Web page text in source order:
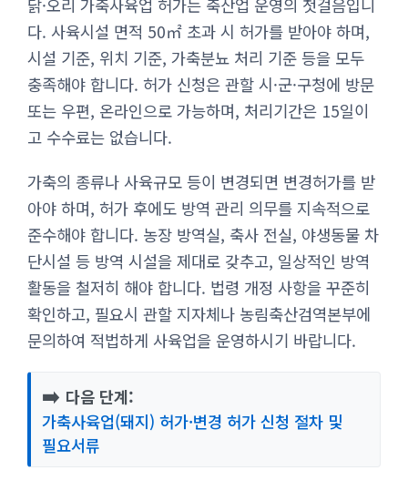
닭·오리 가축사육업 허가는 축산업 운영의 첫걸음입니
다. 사육시설 면적 50㎡ 초과 시 허가를 받아야 하며,
시설 기준, 위치 기준, 가축분뇨 처리 기준 등을 모두
충족해야 합니다. 허가 신청은 관할 시·군·구청에 방문
또는 우편, 온라인으로 가능하며, 처리기간은 15일이
고 수수료는 없습니다.
가축의 종류나 사육규모 등이 변경되면 변경허가를 받
아야 하며, 허가 후에도 방역 관리 의무를 지속적으로
준수해야 합니다. 농장 방역실, 축사 전실, 야생동물 차
단시설 등 방역 시설을 제대로 갖추고, 일상적인 방역
활동을 철저히 해야 합니다. 법령 개정 사항을 꾸준히
확인하고, 필요시 관할 지자체나 농림축산검역본부에
문의하여 적법하게 사육업을 운영하시기 바랍니다.
➡️ 다음 단계:
가축사육업(돼지) 허가·변경 허가 신청 절차 및
필요서류